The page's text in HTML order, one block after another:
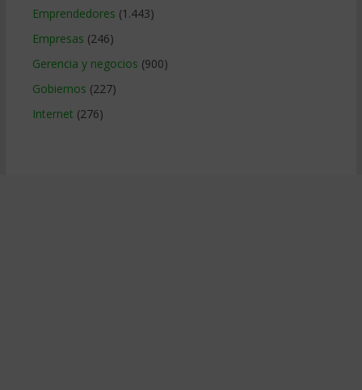
Emprendedores (1.443)
Empresas (246)
Gerencia y negocios (900)
Gobiernos (227)
Internet (276)